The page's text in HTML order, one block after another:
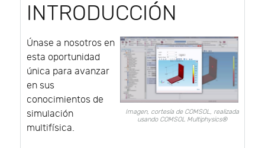
INTRODUCCIÓN
Imagen, cortesía de COMSOL, realizada
usando COMSOL Multiphysics®
Únase a nosotros en
esta oportunidad
única para avanzar
en sus
conocimientos de
simulación
multifísica.